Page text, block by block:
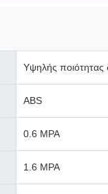
Υψηλής ποιότητας
ABS
0.6 MPA
1.6 MPA